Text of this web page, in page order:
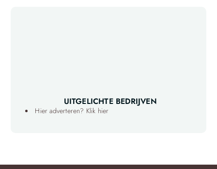
UITGELICHTE BEDRIJVEN
Hier adverteren? Klik hier